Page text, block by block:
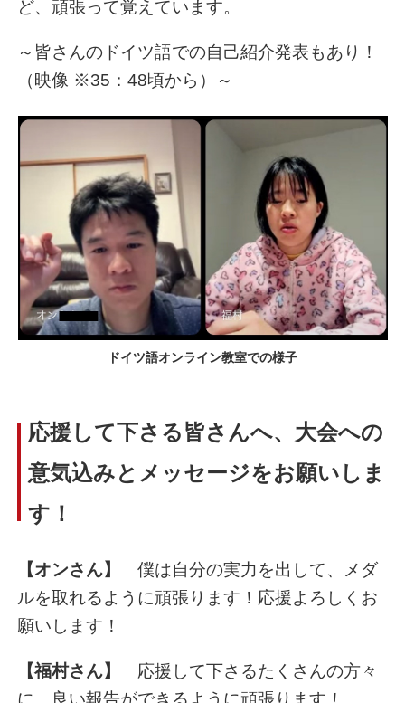
ど、頑張って覚えています。
～皆さんのドイツ語での自己紹介発表もあり！
（映像 ※35：48頃から）～
ドイツ語オンライン教室での様子
応援して下さる皆さんへ、大会への
意気込みとメッセージをお願いしま
す！
【オンさん】
僕は自分の実力を出して、メダ
ルを取れるように頑張ります！応援よろしくお
願いします！
【福村さん】
応援して下さるたくさんの方々
に、良い報告ができるように頑張ります！